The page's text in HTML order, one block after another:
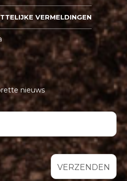
VERMELDINGEN
nieuws